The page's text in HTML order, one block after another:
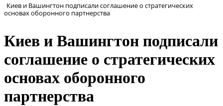
Киев и Вашингтон подписали соглашение о стратегических
основах оборонного партнерства
Киев и Вашингтон подписали
соглашение о стратегических
основах оборонного
партнерства